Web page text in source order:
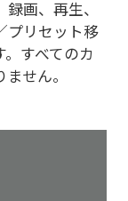
画、再生、
プリセット移
すべてのカ
せん。